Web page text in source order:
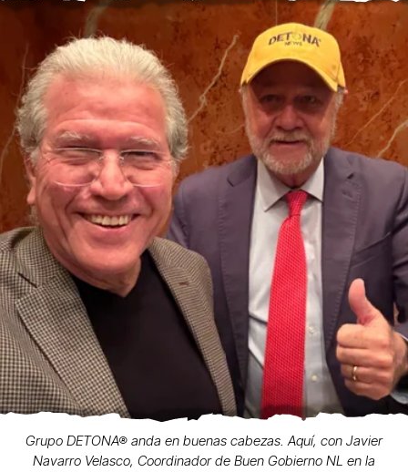
Grupo DETONA® anda en buenas cabezas. Aquí, con Javier
Navarro Velasco, Coordinador de Buen Gobierno NL en la